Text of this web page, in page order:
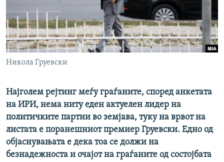
РСЕ веб страници
Никола Груевски
Најголем рејтинг меѓу граѓаните, според анкетата
на ИРИ, нема ниту еден актуелен лидер на
политичките партии во земјава, туку на врвот на
листата е поранешниот премиер Груевски. Едно од
објаснувањата е дека тоа се должи на
безнадежноста и очајот на граѓаните од состојбата